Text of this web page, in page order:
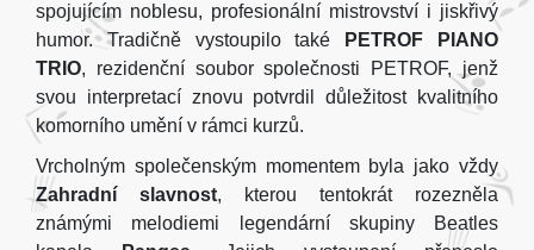
spojujícím noblesu, profesionální mistrovství i jiskřivý
humor. Tradičně vystoupilo také
PETROF PIANO
TRIO, rezidenční soubor společnosti PETROF, jenž
svou interpretací znovu potvrdil důležitost kvalitního
komorního umění v rámci kurzů.
Vrcholným společenským momentem byla jako vždy
Zahradní slavnost, kterou tentokrát rozezněla
známými melodiemi legendární skupiny Beatles